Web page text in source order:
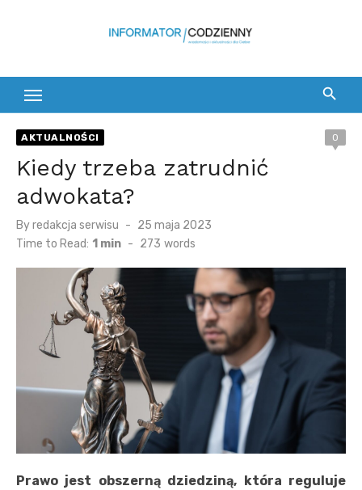
AKTUALNOŚCI 0
Kiedy trzeba zatrudnić
adwokata?
Byredakcja serwisu
Posted
on
25 maja 2023
Time to Read: 1 min - 273 words
Prawo jest obszerną dziedziną, która reguluje